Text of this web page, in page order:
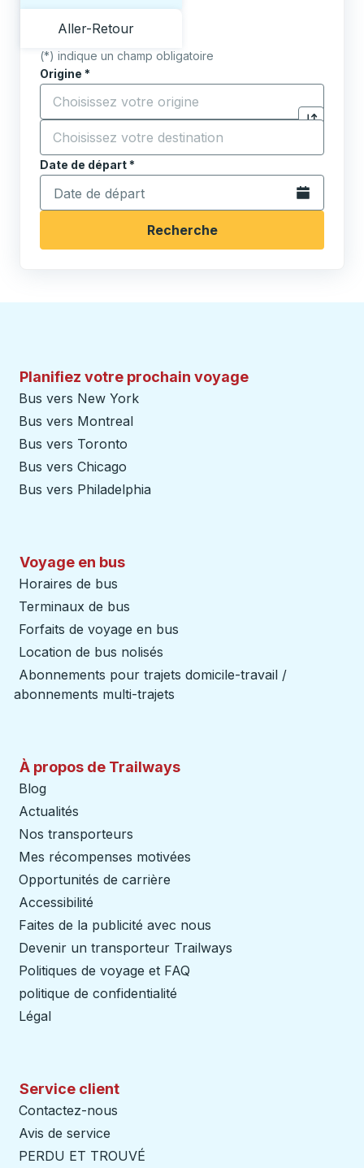
Aller-Retour
(*) indique un champ obligatoire
Origine *
Commencez à saisir la ville d'origine pour ouvrir
Cliquez
Destination*
Commencez à saisir la ville de destination pour
Date de départ*
Tapez la date au format date Barre oblique du mois à
Ouvrez le
Recherche
Planifiez votre prochain voyage
Bus vers New York
Bus vers Montreal
Bus vers Toronto
Bus vers Chicago
Bus vers Philadelphia
Voyage en bus
Horaires de bus
Terminaux de bus
Forfaits de voyage en bus
Location de bus nolisés
Abonnements pour trajets domicile-travail /
abonnements multi-trajets
À propos de Trailways
Blog
Actualités
Nos transporteurs
Mes récompenses motivées
Opportunités de carrière
Accessibilité
Faites de la publicité avec nous
Devenir un transporteur Trailways
Politiques de voyage et FAQ
politique de confidentialité
Légal
Service client
Contactez-nous
Avis de service
PERDU ET TROUVÉ